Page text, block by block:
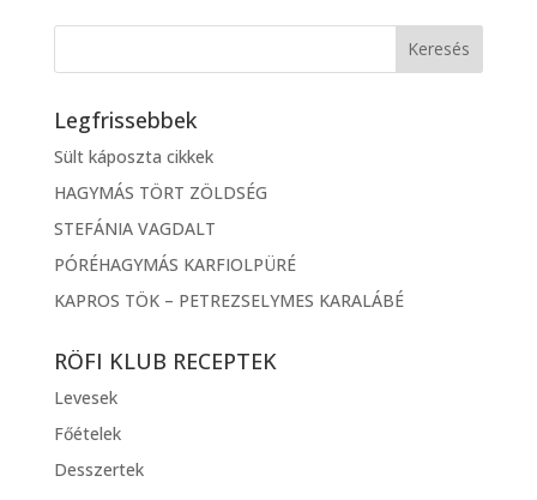
Legfrissebbek
Sült káposzta cikkek
HAGYMÁS TÖRT ZÖLDSÉG
STEFÁNIA VAGDALT
PÓRÉHAGYMÁS KARFIOLPÜRÉ
KAPROS TÖK – PETREZSELYMES KARALÁBÉ
RÖFI KLUB RECEPTEK
Levesek
Főételek
Desszertek